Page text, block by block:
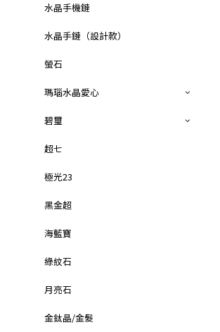
水晶手機鏈
水晶手鏈（設計款）
螢石
瑪瑙水晶愛心
碧璽
超七
極光23
黑金超
海藍寶
綠紋石
月亮石
金鈦晶/金髮